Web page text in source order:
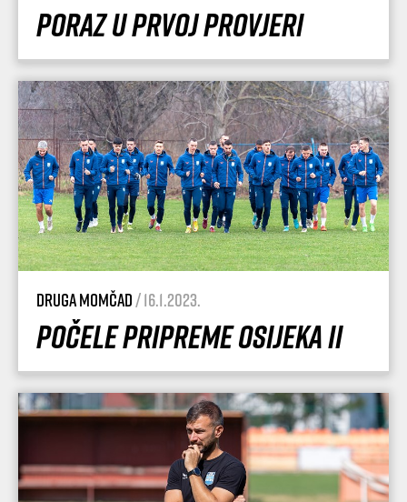
Poraz u prvoj provjeri
Druga momčad/ 16.1.2023.
Počele pripreme Osijeka II